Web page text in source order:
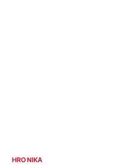
HRONIKA